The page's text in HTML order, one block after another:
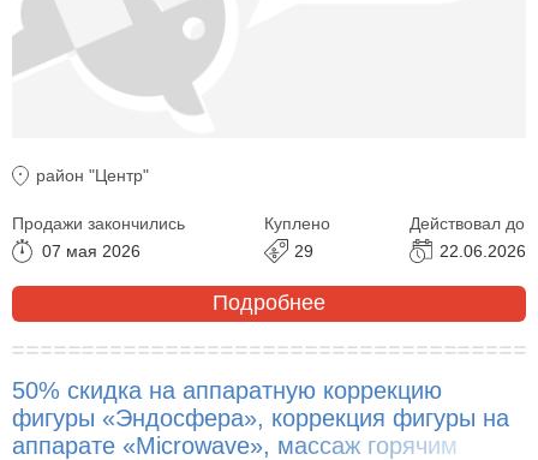
район "Центр"
Продажи закончились
07 мая 2026
Куплено
29
Действовал до
22.06.2026
Подробнее
50% скидка на аппаратную коррекцию
фигуры «Эндосфера», коррекция фигуры на
аппарате «Microwave», массаж горячим